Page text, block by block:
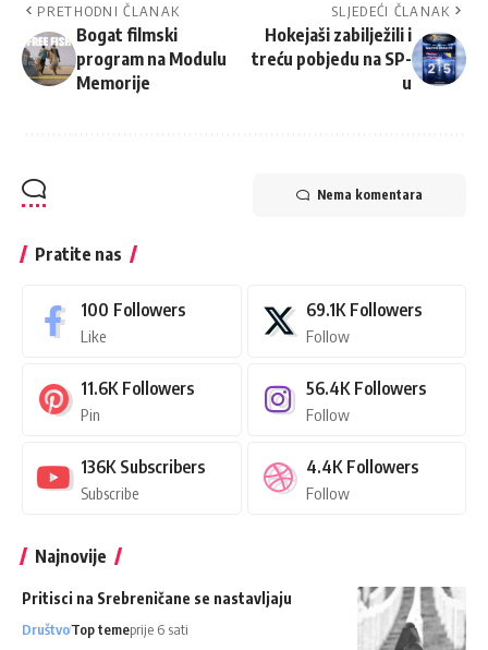
PRETHODNI ČLANAK
Bogat filmski
program na Modulu
Memorije
SLJEDEĆI ČLANAK
Hokejaši zabilježili i
treću pobjedu na SP-
u
Nema komentara
Pratite nas
100 Followers
Like
69.1K Followers
Follow
11.6K Followers
Pin
56.4K Followers
Follow
136K Subscribers
Subscribe
4.4K Followers
Follow
Najnovije
Pritisci na Srebreničane se nastavljaju
DruštvoTop temeprije 6 sati